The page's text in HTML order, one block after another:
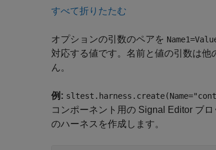
すべて折りたたむ
オプションの引数のペアを
対応する値です。名前と値の引数は
ん。
例:
コンポーネント用の Signal Editor ブ
のハーネスを作成します。